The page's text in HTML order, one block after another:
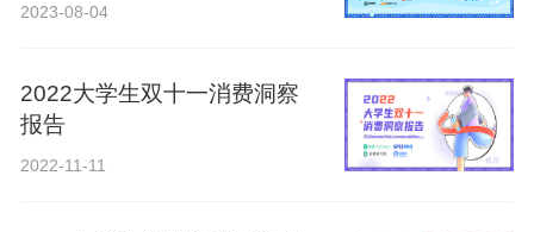
2023-08-04
2022大学生双十一消费洞察
报告
2022-11-11